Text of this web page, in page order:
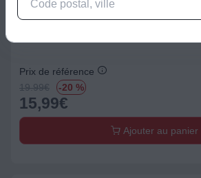
Housse / Coque / Protection d'écran
Prix de référence
19.99€ -20 %
15,99€
Ajouter au panier